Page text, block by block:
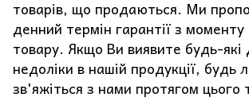
товарів, що продаються. Ми
денний термін гарантії з
товару. Якщо Ви виявите будь-
недоліки в нашій продукції, будь
зв'яжіться з нами протягом цього